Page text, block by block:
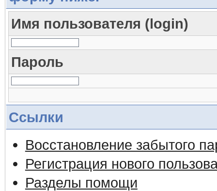
Имя пользователя (login)
Пароль
Ссылки
Восстановление забытого
Регистрация нового
Разделы помощи